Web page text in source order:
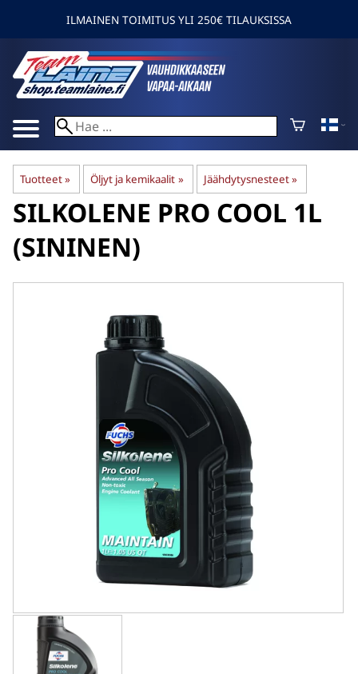
ILMAINEN TOIMITUS YLI 250€ TILAUKSISSA
Tuotteet‪» Öljyt ja kemikaalit ‪» Jäähdytysnesteet‪»
SILKOLENE PRO COOL 1L
(SININEN)